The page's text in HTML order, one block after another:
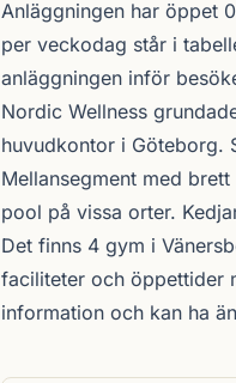
Anläggningen har öppet
per veckodag står i
anläggningen inför
Nordic Wellness
huvudkontor i Göteborg.
Mellansegment med
pool på vissa orter.
Det finns 4 gym i
faciliteter och öppettider
information och kan ha